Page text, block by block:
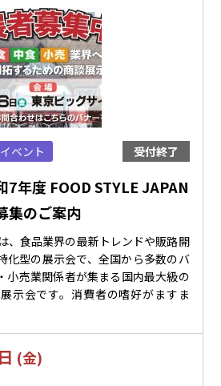
イベント 受付終了
7年度 FOOD STYLE JAPAN
集のご案内
、食品業界の最新トレンドや販路開
化型の展示会で、全国から多数のバ
小売業関係者が集まる国内最大級の
示会です。消費者の嗜好がますま
(金)